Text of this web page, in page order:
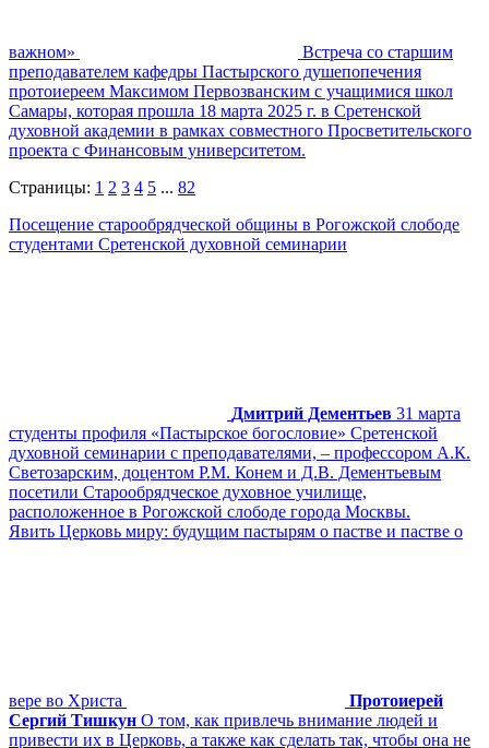
важном»
Встреча со старшим
преподавателем кафедры Пастырского душепопечения
протоиереем Максимом Первозванским с учащимися школ
Самары, которая прошла 18 марта 2025 г. в Сретенской
духовной академии в рамках совместного Просветительского
проекта с Финансовым университетом.
Страницы: 1 2 3 4 5 ... 82
Посещение старообрядческой общины в Рогожской слободе
студентами Сретенской духовной семинарии
Дмитрий Дементьев 31 марта
студенты профиля «Пастырское богословие» Сретенской
духовной семинарии с преподавателями, – профессором А.К.
Светозарским, доцентом Р.М. Конем и Д.В. Дементьевым
посетили Старообрядческое духовное училище,
расположенное в Рогожской слободе города Москвы.
Явить Церковь миру: будущим пастырям о пастве и пастве о
вере во Христа
Протоиерей
Сергий Тишкун О том, как привлечь внимание людей и
привести их в Церковь, а также как сделать так, чтобы она не